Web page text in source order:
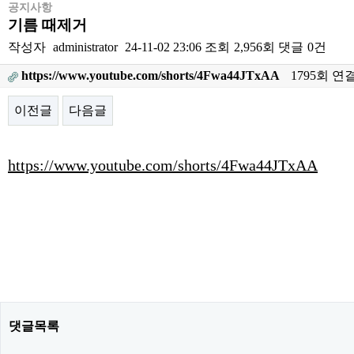
공지사항
기름 때제거
작성자 administrator 24-11-02 23:06 조회 2,956회 댓글 0건
https://www.youtube.com/shorts/4Fwa44JTxAA 1795회 연
이전글 다음글
https://www.youtube.com/shorts/4Fwa44JTxAA
댓글목록